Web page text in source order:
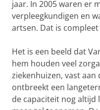
jaar. In 2005 waren er
verpleegkundigen en
artsen. Dat is compleet
Het is een beeld dat
hem houden veel
ziekenhuizen, vast
ontbreekt een
de capaciteit nog altijd